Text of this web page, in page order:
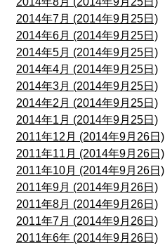
2014年7月 (2014年9月25日)
2014年6月 (2014年9月25日)
2014年5月 (2014年9月25日)
2014年4月 (2014年9月25日)
2014年3月 (2014年9月25日)
2014年2月 (2014年9月25日)
2014年1月 (2014年9月25日)
2011年12月 (2014年9月26日)
2011年11月 (2014年9月26日)
2011年10月 (2014年9月26日)
2011年9月 (2014年9月26日)
2011年8月 (2014年9月26日)
2011年7月 (2014年9月26日)
2011年6年 (2014年9月26日)